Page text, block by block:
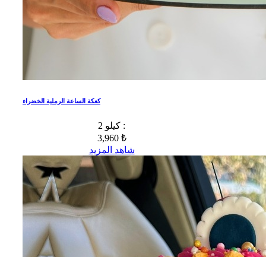
كعكة الساعة الرملية الخضراء
2 كيلو :
3,960 ₺
شاهد المزيد